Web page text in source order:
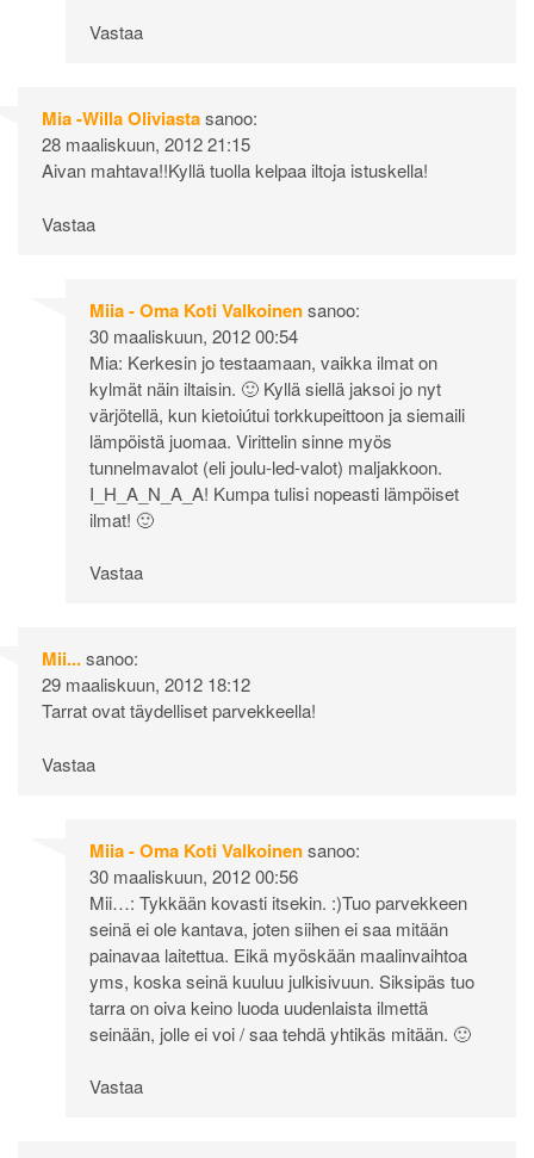
Vastaa
Mia -Willa Oliviastasanoo:
28 maaliskuun, 2012 21:15
Aivan mahtava!!Kyllä tuolla kelpaa iltoja istuskella!
Vastaa
Miia - Oma Koti Valkoinensanoo:
30 maaliskuun, 2012 00:54
Mia: Kerkesin jo testaamaan, vaikka ilmat on
kylmät näin iltaisin. 🙂 Kyllä siellä jaksoi jo nyt
värjötellä, kun kietoiútui torkkupeittoon ja siemaili
lämpöistä juomaa. Virittelin sinne myös
tunnelmavalot (eli joulu-led-valot) maljakkoon.
I_H_A_N_A_A! Kumpa tulisi nopeasti lämpöiset
ilmat! 🙂
Vastaa
Mii...sanoo:
29 maaliskuun, 2012 18:12
Tarrat ovat täydelliset parvekkeella!
Vastaa
Miia - Oma Koti Valkoinensanoo:
30 maaliskuun, 2012 00:56
Mii…: Tykkään kovasti itsekin. :)Tuo parvekkeen
seinä ei ole kantava, joten siihen ei saa mitään
painavaa laitettua. Eikä myöskään maalinvaihtoa
yms, koska seinä kuuluu julkisivuun. Siksipäs tuo
tarra on oiva keino luoda uudenlaista ilmettä
seinään, jolle ei voi / saa tehdä yhtikäs mitään. 🙂
Vastaa